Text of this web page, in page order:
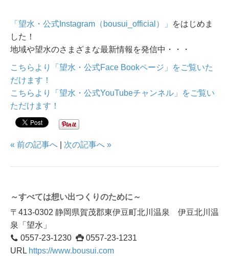
「望水・公式Instagram（bousui_official）」
をはじめま
した！
地域や望水のさまざまな最新情報を発信中・・・
こちらより「望水・公式Face Bookページ」をご覧いた
だけます！
こちらより「望水・公式YouTubeチャンネル」をご覧い
ただけます！
« 前の記事へ 次の記事へ »
～すべては想い出つくりのために～
〒413-0302 静岡県賀茂郡東伊豆町北川温泉 伊豆北川温
泉「望水」
0557-23-1230
0557-23-1231
URL https://www.bousui.com